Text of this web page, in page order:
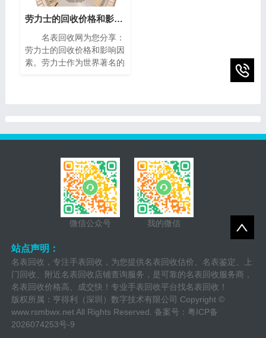
南，帮助您获取最高回收
价。
助您了解它们的市场价值以
及如何获得最高回收价。
劳力士的回收价格和影响因素(影响劳力士回收价格的因素)
名表回收网为您分享：
劳力士的回收价格和影响因
素。劳力士作为世界著名的
微信公众号 我的微信
站点声明：
名表回收，专注手表回收，为您提供名表回收估价、名表鉴定、上
门回收、附近名表回收店铺查询服务，是可靠的名表回收服务商，
名表回收价格高、成交快！专业手表回收平台找名表回收！
版权所属：亨得利（深圳）数字技术有限公司 Copyright ©
www.rsmbwx.netAll Rights Reserved. 备案号： 粤ICP备
2026074253号-9